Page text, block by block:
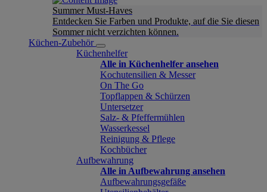
Summer Must-Haves
Entdecken Sie Farben und Produkte, auf die Sie diesen
Sommer nicht verzichten können.
Küchen-Zubehör
Küchenhelfer
Alle in Küchenhelfer ansehen
Kochutensilien & Messer
On The Go
Topflappen & Schürzen
Untersetzer
Salz- & Pfeffermühlen
Wasserkessel
Reinigung & Pflege
Kochbücher
Aufbewahrung
Alle in Aufbewahrung ansehen
Aufbewahrungsgefäße